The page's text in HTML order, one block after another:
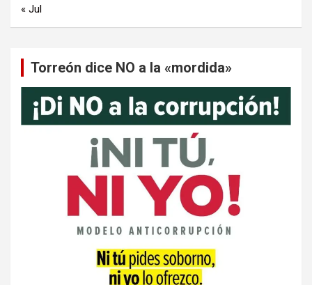
« Jul
Torreón dice NO a la «mordida»